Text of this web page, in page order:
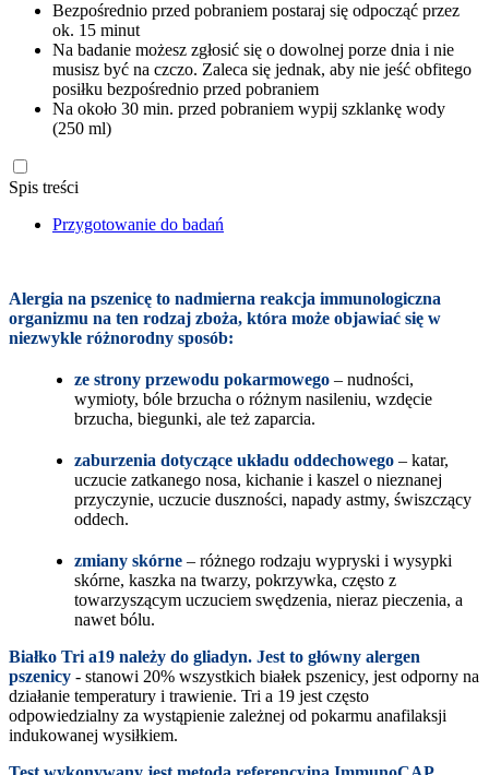
Bezpośrednio przed pobraniem postaraj się odpocząć przez
ok. 15 minut
Na badanie możesz zgłosić się o dowolnej porze dnia i nie
musisz być na czczo. Zaleca się jednak, aby nie jeść obfitego
posiłku bezpośrednio przed pobraniem
Na około 30 min. przed pobraniem wypij szklankę wody
(250 ml)
Spis treści
Przygotowanie do badań
Alergia na pszenicę to nadmierna reakcja immunologiczna
organizmu na ten rodzaj zboża, która może objawiać się w
niezwykle różnorodny sposób:
ze strony przewodu pokarmowego – nudności,
wymioty, bóle brzucha o różnym nasileniu, wzdęcie
brzucha, biegunki, ale też zaparcia.
zaburzenia dotyczące układu oddechowego – katar,
uczucie zatkanego nosa, kichanie i kaszel o nieznanej
przyczynie, uczucie duszności, napady astmy, świszczący
oddech.
zmiany skórne – różnego rodzaju wypryski i wysypki
skórne, kaszka na twarzy, pokrzywka, często z
towarzyszącym uczuciem swędzenia, nieraz pieczenia, a
nawet bólu.
Białko Tri a19 należy do gliadyn. Jest to główny alergen
pszenicy - stanowi 20% wszystkich białek pszenicy, jest odporny na
działanie temperatury i trawienie. Tri a 19 jest często
odpowiedzialny za wystąpienie zależnej od pokarmu anafilaksji
indukowanej wysiłkiem.